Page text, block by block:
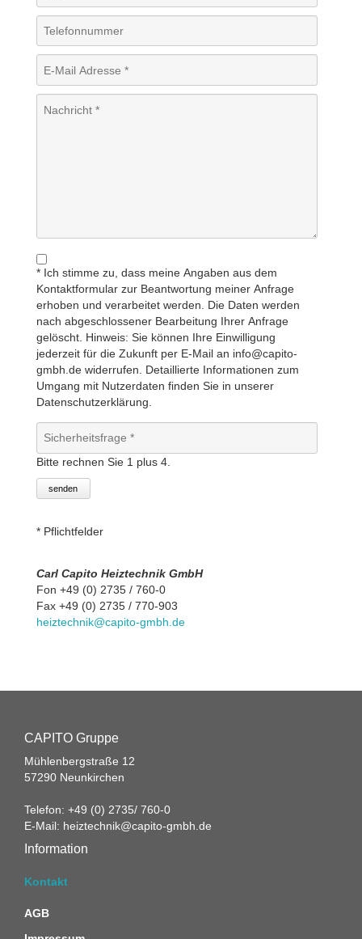
* Ich stimme zu, dass meine Angaben aus dem
Kontaktformular zur Beantwortung meiner Anfrage
erhoben und verarbeitet werden. Die Daten werden
nach abgeschlossener Bearbeitung Ihrer Anfrage
gelöscht. Hinweis: Sie können Ihre Einwilligung
jederzeit für die Zukunft per E-Mail an info@capito-
gmbh.de widerrufen. Detaillierte Informationen zum
Umgang mit Nutzerdaten finden Sie in unserer
Datenschutzerklärung.
Bitte rechnen Sie 1 plus 4.
senden
* Pflichtfelder
Carl Capito Heiztechnik GmbH
Fon +49 (0) 2735 / 760-0
Fax +49 (0) 2735 / 770-903
heiztechnik@capito-gmbh.de
CAPITO Gruppe
Mühlenbergstraße 12
57290 Neunkirchen
Telefon: +49 (0) 2735/ 760-0
E-Mail: heiztechnik@capito-gmbh.de
Information
Kontakt
AGB